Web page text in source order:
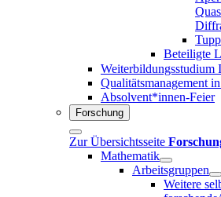
Beteiligte
Qualitätsmanagement
Absolvent*innen-Feier
Forschung
Zur Übersichtsseite
Mathematik
Arbeitsgruppen
Weitere